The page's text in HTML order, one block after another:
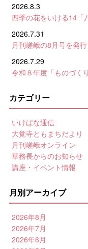
2026.8.3
四季の花をいける14「
2026.7.31
月刊嵯峨の8月号を発
2026.7.29
令和８年度「ものづく
カテゴリー
いけばな通信
大覚寺ともまちだより
月刊嵯峨オンライン
華務長からのお知らせ
講座・イベント情報
月別アーカイブ
2026年8月
2026年7月
2026年6月